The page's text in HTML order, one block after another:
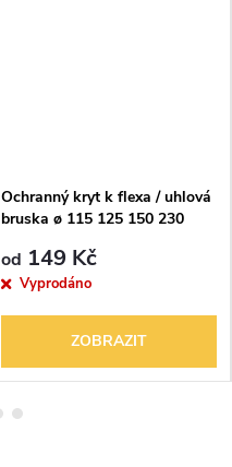
Ochranný kryt k flexa / uhlová
bruska ø 115 125 150 230
od 149 Kč
Vyprodáno
ZOBRAZIT